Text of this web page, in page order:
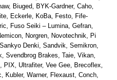
Biuged, BYK-Gardner, Caho,
Eckerle, KoBa, Festo, Fife-
Fuso Seiki – Lumina, Gefran,
Norgren, Novotechnik, Pi
Denki, Sandvik, Semikron,
Svendbrog Brakes, Taie, Vikan,
Ultrafiter, Vee Gee, Brecoflex,
Kubler, Warner, Flexaust, Conch,